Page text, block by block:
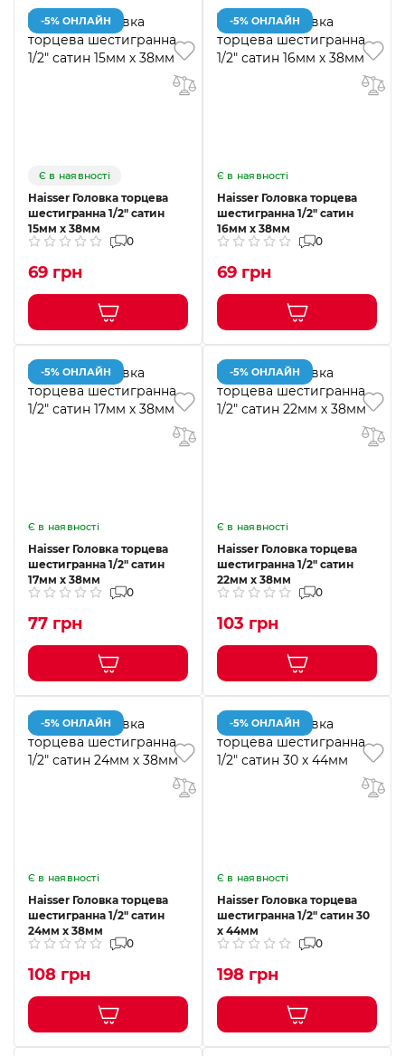
-5% ОНЛАЙН
Є в наявності
Haisser Головка торцева
шестигранна 1/2" сатин
15мм х 38мм
0
69 грн
-5% ОНЛАЙН
Є в наявності
Haisser Головка торцева
шестигранна 1/2" сатин
16мм х 38мм
0
69 грн
-5% ОНЛАЙН
Є в наявності
Haisser Головка торцева
шестигранна 1/2" сатин
17мм х 38мм
0
77 грн
-5% ОНЛАЙН
Є в наявності
Haisser Головка торцева
шестигранна 1/2" сатин
22мм х 38мм
0
103 грн
-5% ОНЛАЙН
Є в наявності
Haisser Головка торцева
шестигранна 1/2" сатин
24мм х 38мм
0
108 грн
-5% ОНЛАЙН
Є в наявності
Haisser Головка торцева
шестигранна 1/2" сатин 30
х 44мм
0
198 грн